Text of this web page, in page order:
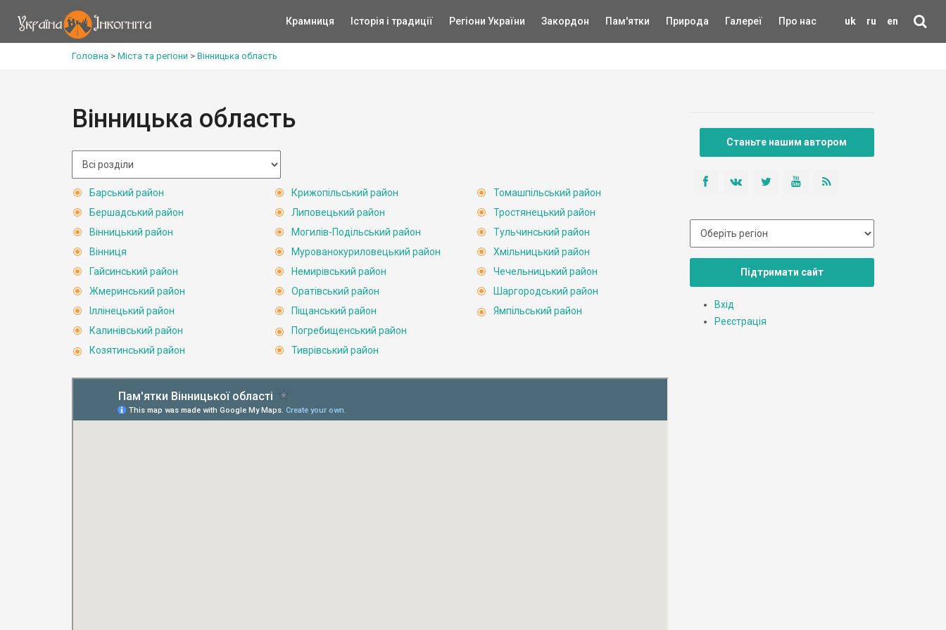
uk ru en
Крамниця Історія і традиції Регіони України Закордон Пам'ятки Природа Галереї Про нас
Головна > Міста та регіони > Вінницька область
Вінницька область
Барський район
Бершадський район
Вінницький район
Вінниця
Гайсинський район
Жмеринський район
Іллінецький район
Калинівський район
Козятинський район
Крижопільський район
Липовецький район
Могилів-Подільський район
Мурованокуриловецький район
Немирівський район
Оратівський район
Піщанський район
Погребищенський район
Тиврівський район
Томашпільський район
Тростянецький район
Тульчинський район
Хмільницький район
Чечельницький район
Шаргородський район
Ямпільський район
Станьте нашим автором
Підтримати сайт
Вхід
Реєстрація